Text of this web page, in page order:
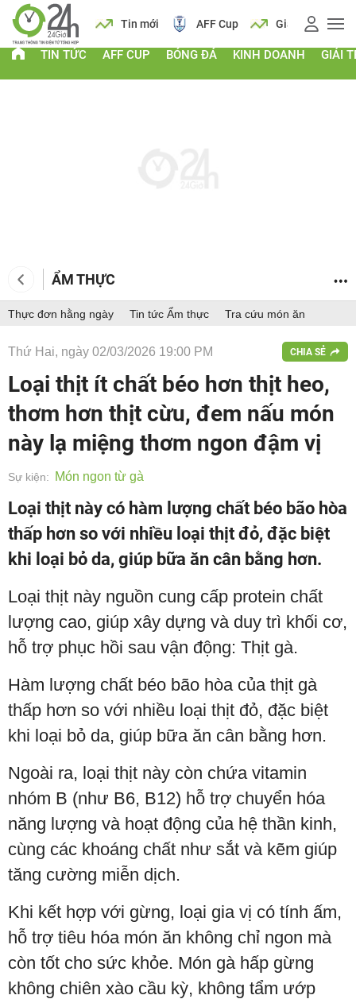
Tin mới AFF Cup Giá vàng Lịch
TIN TỨC AFF CUP BÓNG ĐÁ KINH DOANH GIẢI
ẨM THỰC
Thực đơn hằng ngày Tin tức Ẩm thực Tra cứu món ăn
Thứ Hai, ngày 02/03/2026 19:00 PM CHIA SẺ
Loại thịt ít chất béo hơn thịt heo,
thơm hơn thịt cừu, đem nấu món
này lạ miệng thơm ngon đậm vị
Sự kiện: Món ngon từ gà
Loại thịt này có hàm lượng chất béo bão hòa
thấp hơn so với nhiều loại thịt đỏ, đặc biệt
khi loại bỏ da, giúp bữa ăn cân bằng hơn.
Loại thịt này nguồn cung cấp protein chất
lượng cao, giúp xây dựng và duy trì khối cơ,
hỗ trợ phục hồi sau vận động: Thịt gà.
Hàm lượng chất béo bão hòa của thịt gà
thấp hơn so với nhiều loại thịt đỏ, đặc biệt
khi loại bỏ da, giúp bữa ăn cân bằng hơn.
Ngoài ra, loại thịt này còn chứa vitamin
nhóm B (như B6, B12) hỗ trợ chuyển hóa
năng lượng và hoạt động của hệ thần kinh,
cùng các khoáng chất như sắt và kẽm giúp
tăng cường miễn dịch.
Khi kết hợp với gừng, loại gia vị có tính ấm,
hỗ trợ tiêu hóa món ăn không chỉ ngon mà
còn tốt cho sức khỏe. Món gà hấp gừng
không chiên xào cầu kỳ, không tẩm ướp